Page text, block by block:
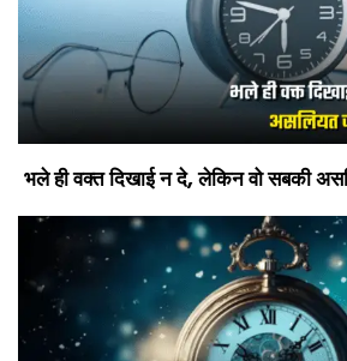
भले ही वक्त दिखाई न दे, लेकिन वो सबकी